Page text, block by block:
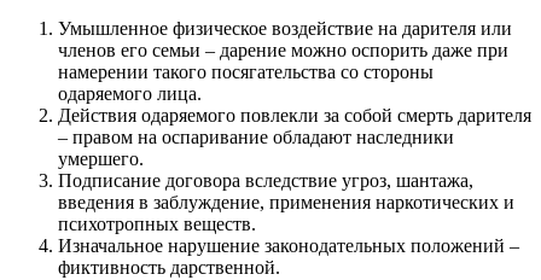
Умышленное физическое воздействие на дарителя или
членов его семьи – дарение можно оспорить даже при
намерении такого посягательства со стороны
одаряемого лица.
Действия одаряемого повлекли за собой смерть дарителя
– правом на оспаривание обладают наследники
умершего.
Подписание договора вследствие угроз, шантажа,
введения в заблуждение, применения наркотических и
психотропных веществ.
Изначальное нарушение законодательных положений –
фиктивность дарственной.